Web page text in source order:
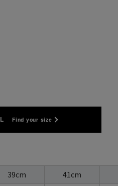
L Find your size
39cm 41cm